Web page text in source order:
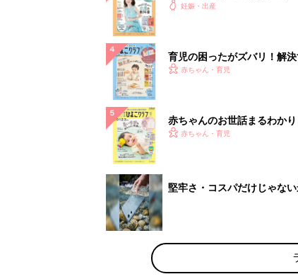
の教科書
妊娠・出産
育児の困ったがズバリ！解
立つ情報がいっぱい！
赤ちゃん・育児
赤ちゃんのお世話まるわか
うまくいく！ おっぱい・ミ
赤ちゃん・育児
堅牢さ・コスパだけじゃな